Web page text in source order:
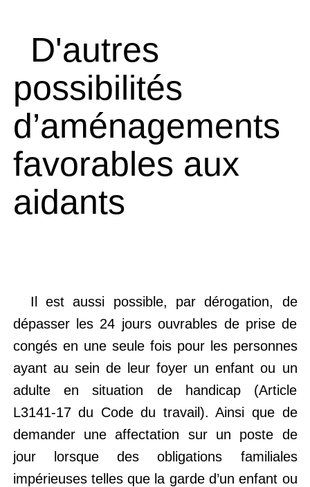
D'autres
possibilités
d’aménagements
favorables aux
aidants
Il est aussi possible, par dérogation, de
dépasser les 24 jours ouvrables de prise de
congés en une seule fois pour les personnes
ayant au sein de leur foyer un enfant ou un
adulte en situation de handicap (Article
L3141-17 du Code du travail). Ainsi que de
demander une affectation sur un poste de
jour lorsque des obligations familiales
impérieuses telles que la garde d’un enfant ou